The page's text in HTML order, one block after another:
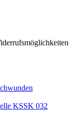
KSSK 032